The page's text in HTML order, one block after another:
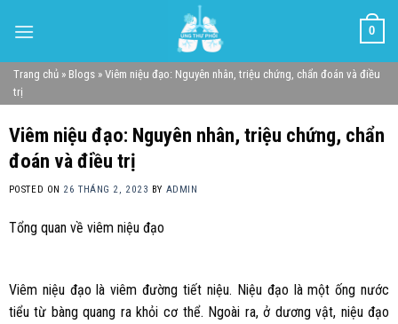
0
Trang chủ » Blogs » Viêm niệu đạo: Nguyên nhân, triệu chứng, chẩn đoán và điều
trị
Viêm niệu đạo: Nguyên nhân, triệu chứng, chẩn
đoán và điều trị
POSTED ON 26 THÁNG 2, 2023 BY ADMIN
Tổng quan về viêm niệu đạo
Viêm niệu đạo là viêm đường tiết niệu. Niệu đạo là một ống nước
tiểu từ bàng quang ra khỏi cơ thể. Ngoài ra, ở dương vật, niệu đạo